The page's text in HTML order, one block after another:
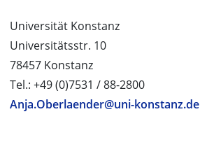
Universität Konstanz
Universitätsstr. 10
78457 Konstanz
Tel.: +49 (0)7531 / 88-2800
Anja.Oberlaender@uni-konstanz.de